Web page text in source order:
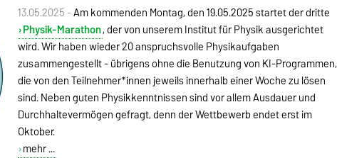
13.05.2025 -Am kommenden Montag, den 19.05.2025 startet der dritte
Physik-Marathon, der von unserem Institut für Physik ausgerichtet
wird. Wir haben wieder 20 anspruchsvolle Physikaufgaben
zusammengestellt - übrigens ohne die Benutzung von KI-Programmen,
die von den Teilnehmer*innen jeweils innerhalb einer Woche zu lösen
sind. Neben guten Physikkenntnissen sind vor allem Ausdauer und
Durchhaltevermögen gefragt, denn der Wettbewerb endet erst im
Oktober.
mehr ...